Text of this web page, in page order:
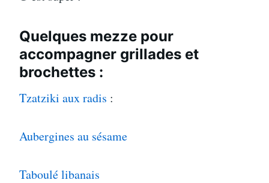
Quelques mezze pour
accompagner grillades et
brochettes :
Tzatziki aux radis :
Aubergines au sésame
Taboulé libanais